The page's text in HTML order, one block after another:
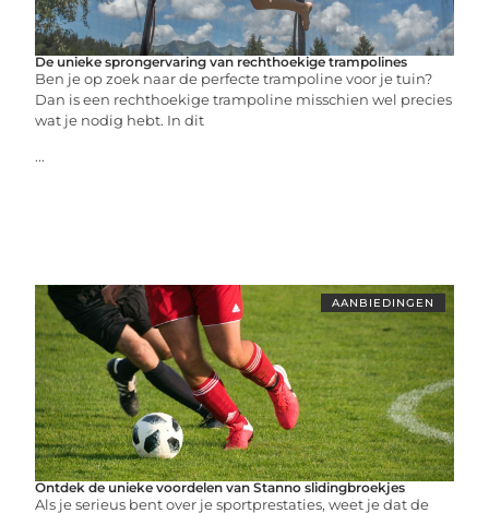
De unieke sprongervaring van rechthoekige trampolines
Ben je op zoek naar de perfecte trampoline voor je tuin?
Dan is een rechthoekige trampoline misschien wel precies
wat je nodig hebt. In dit
...
AANBIEDINGEN
Ontdek de unieke voordelen van Stanno slidingbroekjes
Als je serieus bent over je sportprestaties, weet je dat de